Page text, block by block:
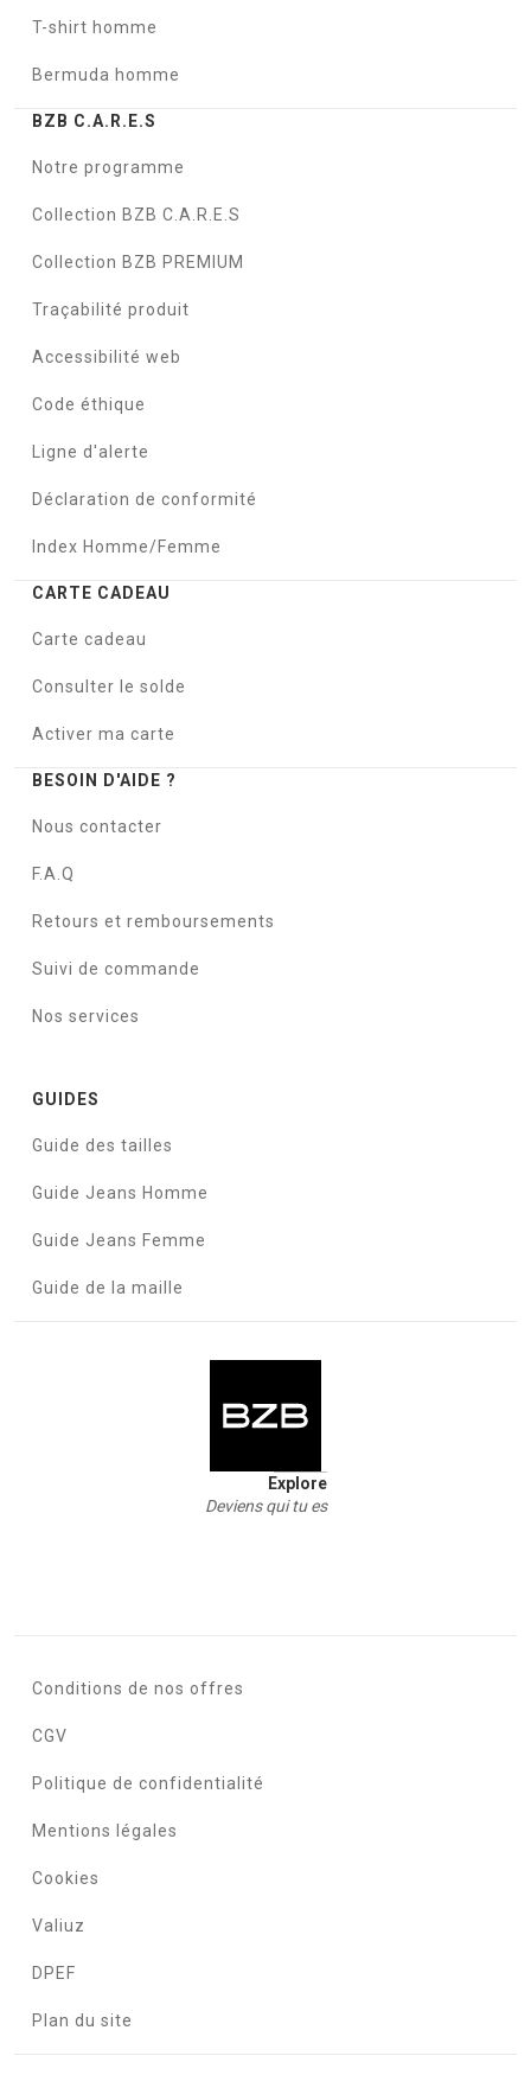
T-shirt homme
Bermuda homme
BZB C.A.R.E.S
Notre programme
Collection BZB C.A.R.E.S
Collection BZB PREMIUM
Traçabilité produit
Accessibilité web
Code éthique
Ligne d'alerte
Déclaration de conformité
Index Homme/Femme
CARTE CADEAU
Carte cadeau
Consulter le solde
Activer ma carte
BESOIN D'AIDE ?
Nous contacter
F.A.Q
Retours et remboursements
Suivi de commande
Nos services
GUIDES
Guide des tailles
Guide Jeans Homme
Guide Jeans Femme
Guide de la maille
Explore
Deviens qui tu es
Conditions de nos offres
CGV
Politique de confidentialité
Mentions légales
Cookies
Valiuz
DPEF
Plan du site